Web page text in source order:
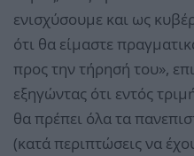
ενισχύσουμε και ως
ότι θα είμαστε
προς την τήρησή του»,
εξηγώντας ότι εντός
θα πρέπει όλα τα
(κατά περιπτώσεις να